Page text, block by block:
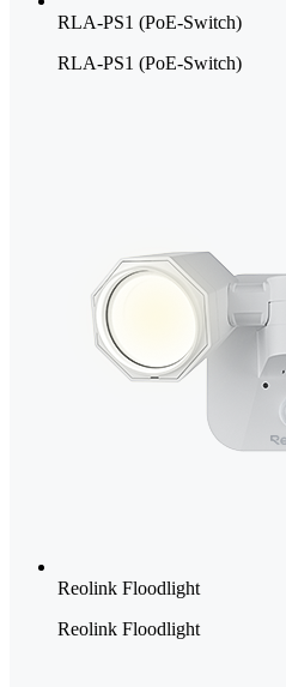
RLA-PS1 (PoE-Switch)
RLA-PS1 (PoE-Switch)
Reolink Floodlight
Reolink Floodlight